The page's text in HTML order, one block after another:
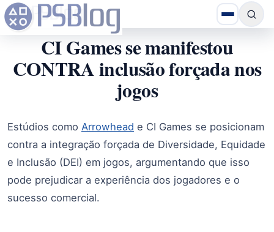
CI Games se manifestou
CONTRA inclusão forçada nos
jogos
Estúdios como Arrowhead e CI Games se posicionam
contra a integração forçada de Diversidade, Equidade
e Inclusão (DEI) em jogos, argumentando que isso
pode prejudicar a experiência dos jogadores e o
sucesso comercial.